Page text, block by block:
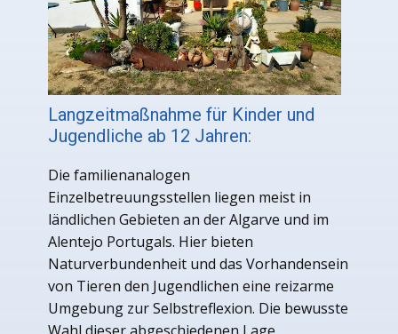
Langzeitmaßnahme für Kinder und
Jugendliche ab 12 Jahren:
Die familienanalogen
Einzelbetreuungsstellen liegen meist in
ländlichen Gebieten an der Algarve und im
Alentejo Portugals. Hier bieten
Naturverbundenheit und das Vorhandensein
von Tieren den Jugendlichen eine reizarme
Umgebung zur Selbstreflexion. Die bewusste